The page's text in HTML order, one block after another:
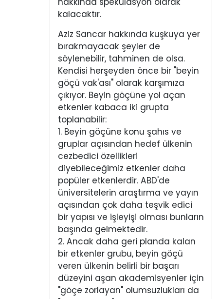
kalacaktır.
Aziz Sancar hakkında kuşkuya yer
bırakmayacak şeyler de
söylenebilir, tahminen de olsa.
Kendisi herşeyden önce bir "beyin
göçü vak'ası" olarak karşımıza
çıkıyor. Beyin göçüne yol açan
etkenler kabaca iki grupta
toplanabilir:
1. Beyin göçüne konu şahıs ve
gruplar açısından hedef ülkenin
cezbedici özellikleri
diyebileceğimiz etkenler daha
popüler etkenlerdir. ABD'de
üniversitelerin araştırma ve yayın
açısından çok daha teşvik edici
bir yapısı ve işleyişi olması bunların
başında gelmektedir.
2. Ancak daha geri planda kalan
bir etkenler grubu, beyin göçü
veren ülkenin belirli bir başarı
düzeyini aşan akademisyenler için
"göçe zorlayan" olumsuzlukları da